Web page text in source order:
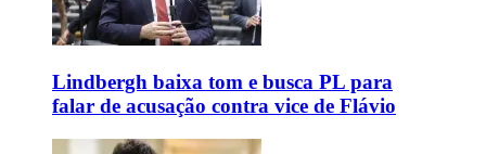
Lindbergh baixa tom e busca PL para
falar de acusação contra vice de Flávio